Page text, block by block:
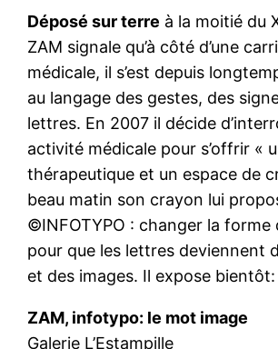
Déposé sur terre à la moitié du
ZAM signale qu’à côté d’une
médicale, il s’est depuis
au langage des gestes, des
lettres. En 2007 il décide
activité médicale pour s’offrir «
thérapeutique et un espace de
beau matin son crayon lui
©INFOTYPO : changer la forme
pour que les lettres deviennent
et des images. Il expose bientôt:
ZAM, infotypo: le mot image
Galerie L’Estampille